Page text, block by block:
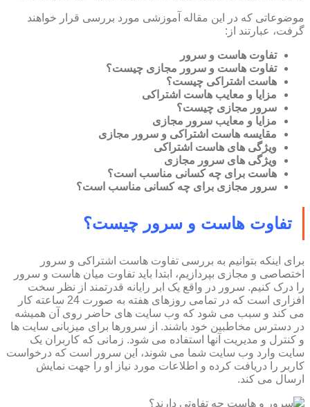
موضوعاتی که در این مقاله آموزشی مورد بررسی قرار خواهند
گرفت، عبارتند از:
تفاوت هاست و سرور
تفاوت هاست و سرور مجازی چیست؟
هاست اشتراکی چیست؟
مزایا و معایب هاست اشتراکی
سرور مجازی چیست؟
مزایا و معایب سرور مجازی
مقایسه هاست اشتراکی و سرور مجازی
ویژگی های هاست اشتراکی
ویژگی های سرور مجازی
هاست برای چه کسانی مناسب است؟
سرور مجازی برای چه کسانی مناسب است؟
تفاوت هاست و سرور چیست؟
برای اینکه بتوانیم به بررسی تفاوت هاست اشتراکی و سرور
اختصاصی و مجازی بپردازیم، ابتدا باید تفاوت میان هاست و سرور
را درک کنیم. سرور در واقع یک ابر رایانه قدرتمند از نظر سخت
افزاری است که در تمامی روزهای هفته به صورت 24 ساعته کار
می کند و سبب می شود که وب سایت های حاضر روی آن همیشه
در دسترس مخاطبین خود باشند. از سرورها برای میزبانی سایت ها
و کنترل و مدیریت آنها استفاده می شود. زمانی که کاربران یک
سایت وارد وب سایت شما می شوند، این سرور است که درخواست
کاربر را دریافت کرده و اطلاعات مورد نیاز او را جهت نمایش
ارسال می کند.